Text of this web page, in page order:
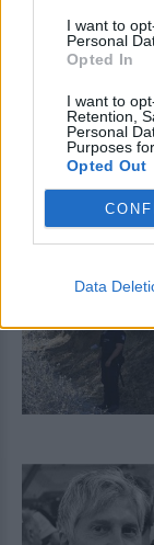
I want to
Personal
Opted In
I want to
Retention,
Personal
Purposes
Opted Out
Data